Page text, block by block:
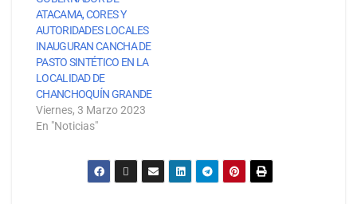
ATACAMA, CORES Y
AUTORIDADES LOCALES
INAUGURAN CANCHA DE
PASTO SINTÉTICO EN LA
LOCALIDAD DE
CHANCHOQUÍN GRANDE
Viernes, 3 Marzo 2023
En "Noticias"